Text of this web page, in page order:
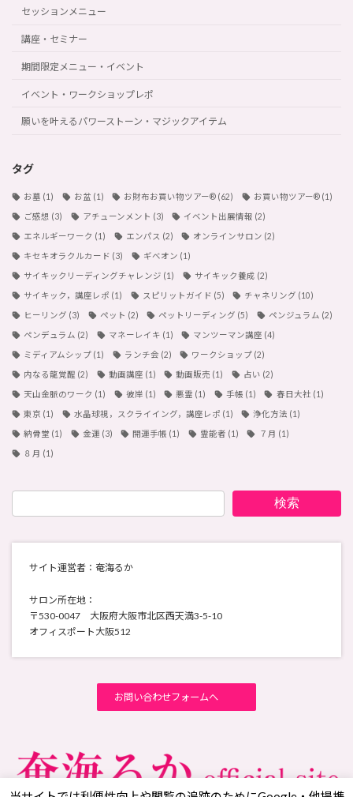
セッションメニュー
講座・セミナー
期間限定メニュー・イベント
イベント・ワークショップレポ
願いを叶えるパワーストーン・マジックアイテム
タグ
お墓 (1) お盆 (1) お財布お買い物ツアー®︎ (62) お買い物ツアー®︎(1)
ご感想 (3) アチューンメント (3) イベント出展情報 (2)
エネルギーワーク (1) エンパス (2) オンラインサロン (2)
キセキオラクルカード (3) ギベオン (1)
サイキックリーディングチャレンジ (1) サイキック養成 (2)
サイキック，講座レポ (1) スピリットガイド (5) チャネリング (10)
ヒーリング (3) ペット (2) ペットリーディング (5) ペンジュラム (2)
ペンデュラム (2) マネーレイキ (1) マンツーマン講座 (4)
ミディアムシップ (1) ランチ会 (2) ワークショップ (2)
内なる龍覚醒 (2) 動画講座 (1) 動画販売 (1) 占い (2)
天山金脈のワーク (1) 彼岸 (1) 悪霊 (1) 手帳 (1) 春日大社 (1)
東京 (1) 水晶球視，スクライイング，講座レポ (1) 浄化方法 (1)
納骨堂 (1) 金運 (3) 開運手帳 (1) 霊能者 (1) ７月 (1)
８月 (1)
検索
サイト運営者：奄海るか
サロン所在地：
〒530-0047 大阪府大阪市北区西天満3-5-10
オフィスポート大阪512
お問い合わせフォームへ